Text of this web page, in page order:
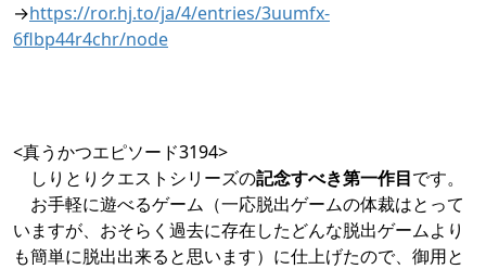
→https://ror.hj.to/ja/4/entries/3uumfx-
6flbp44r4chr/node
<真うかつエピソード3194>
しりとりクエストシリーズの記念すべき第一作目です。
お手軽に遊べるゲーム（一応脱出ゲームの体裁はとって
いますが、おそらく過去に存在したどんな脱出ゲームより
も簡単に脱出出来ると思います）に仕上げたので、御用と